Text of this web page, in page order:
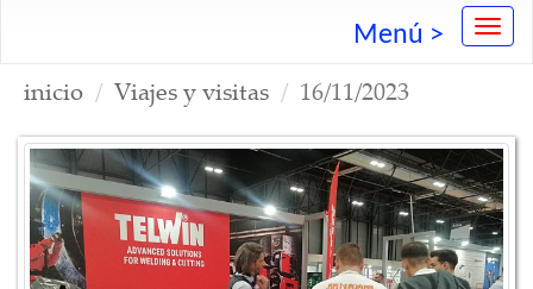
Menú >
inicio Viajes y visitas 16/11/2023